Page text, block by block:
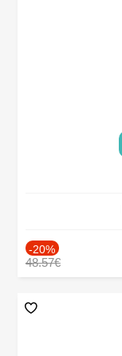
-20%
48.57€